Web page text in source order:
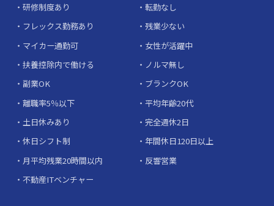
研修制度あり
転勤なし
フレックス勤務あり
残業少ない
マイカー通勤可
女性が活躍中
扶養控除内で働ける
ノルマ無し
副業OK
ブランクOK
離職率5％以下
平均年齢20代
土日休みあり
完全週休2日
休日シフト制
年間休日120日以上
月平均残業20時間以内
反響営業
不動産ITベンチャー